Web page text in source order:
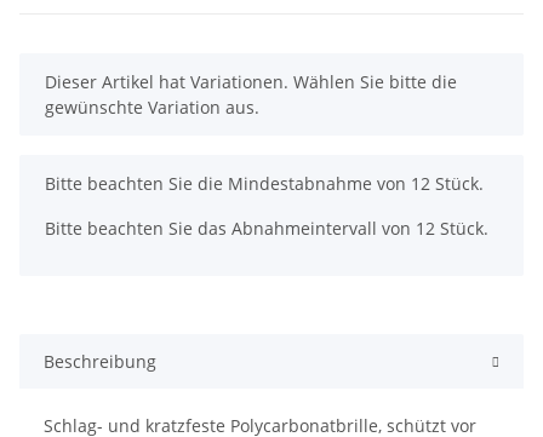
x
Dieser Artikel hat Variationen. Wählen Sie bitte die
gewünschte Variation aus.
x
Bitte beachten Sie die Mindestabnahme von 12 Stück.
Bitte beachten Sie das Abnahmeintervall von 12 Stück.
Beschreibung
Schlag- und kratzfeste Polycarbonatbrille, schützt vor